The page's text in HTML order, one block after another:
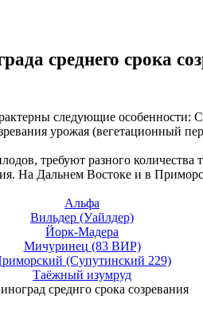
среднего срока
следующие особенности:
урожая (вегетационный
требуют разного количества
На Дальнем Востоке и в
Альфа
Вильдер (Уайлдер)
Йорк-Мадера
Мичуринец (83 ВИР)
(Супутинский 229)
Таёжный изумруд